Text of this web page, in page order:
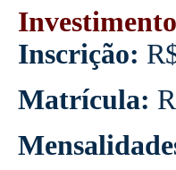
Investimento
Inscrição:
Matrícula: